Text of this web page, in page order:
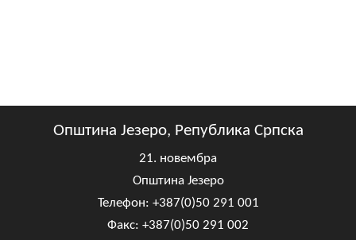
Општина Језеро, Република Српска
21. новембра
Општина Језеро
Телефон: +387(0)50 291 001
Факс: +387(0)50 291 002